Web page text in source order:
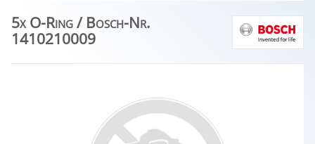
5x O-Ring / Bosch-Nr.
1410210009